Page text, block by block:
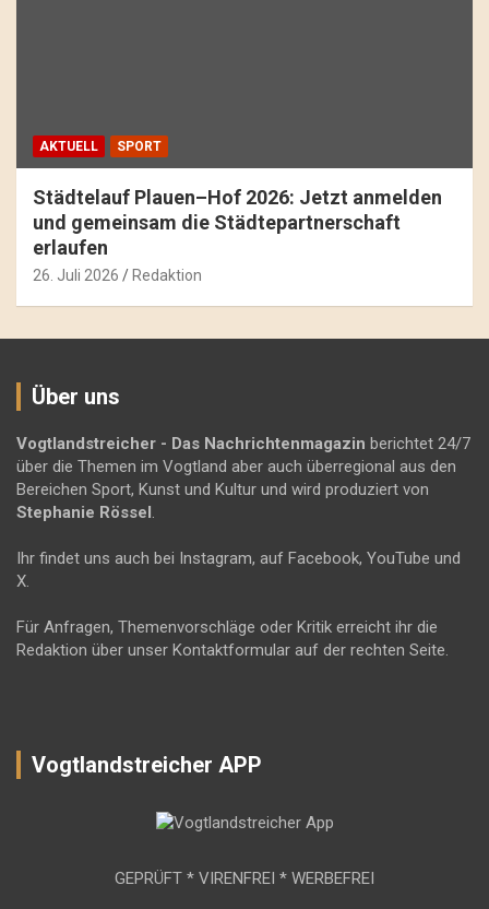
AKTUELL SPORT
Städtelauf Plauen–Hof 2026: Jetzt anmelden
und gemeinsam die Städtepartnerschaft
erlaufen
26. Juli 2026 Redaktion
Über uns
Vogtlandstreicher - Das Nachrichtenmagazin berichtet 24/7
über die Themen im Vogtland aber auch überregional aus den
Bereichen Sport, Kunst und Kultur und wird produziert von
Stephanie Rössel .
Ihr findet uns auch bei Instagram, auf Facebook, YouTube und
X.
Für Anfragen, Themenvorschläge oder Kritik erreicht ihr die
Redaktion über unser Kontaktformular auf der rechten Seite.
Vogtlandstreicher APP
GEPRÜFT * VIRENFREI * WERBEFREI